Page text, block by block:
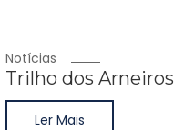
Notícias
Trilho dos Arneiros
Ler Mais
Ler Mais